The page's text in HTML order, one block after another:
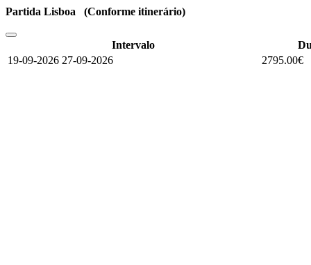
Partida Lisboa (Conforme itinerário)
Intervalo
19-09-2026 27-09-2026
2795.00€